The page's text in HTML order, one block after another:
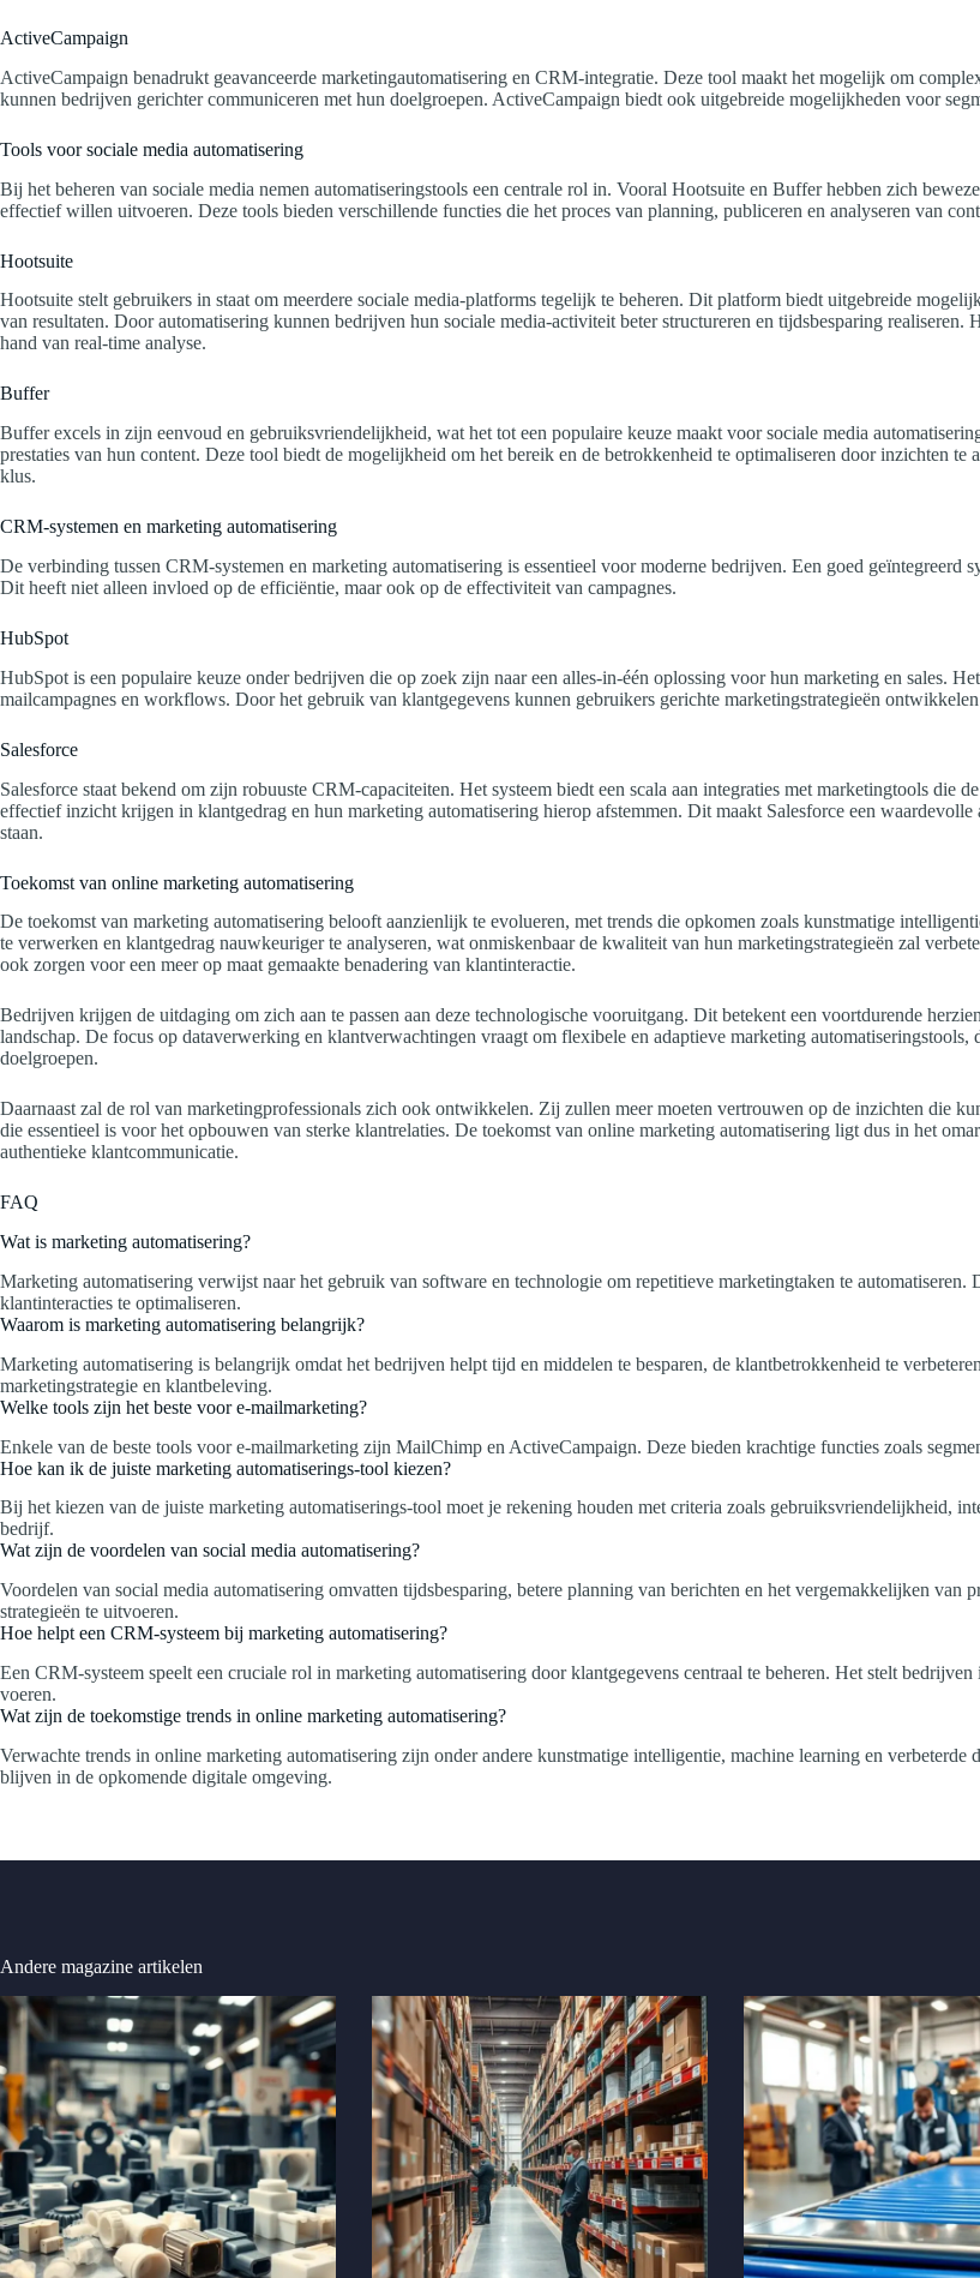
ActiveCampaign
ActiveCampaign benadrukt geavanceerde marketingautomatisering en CRM-integratie. Deze tool maakt het mogelijk om
kunnen bedrijven gerichter communiceren met hun doelgroepen. ActiveCampaign biedt ook uitgebreide mogelijkheden voor
Tools voor sociale media automatisering
Bij het beheren van sociale media nemen automatiseringstools een centrale rol in. Vooral Hootsuite en Buffer hebben zich
effectief willen uitvoeren. Deze tools bieden verschillende functies die het proces van planning, publiceren en analyseren van
Hootsuite
Hootsuite stelt gebruikers in staat om meerdere sociale media-platforms tegelijk te beheren. Dit platform biedt uitgebreide
van resultaten. Door automatisering kunnen bedrijven hun sociale media-activiteit beter structureren en tijdsbesparing realiseren.
hand van real-time analyse.
Buffer
Buffer excels in zijn eenvoud en gebruiksvriendelijkheid, wat het tot een populaire keuze maakt voor sociale media
prestaties van hun content. Deze tool biedt de mogelijkheid om het bereik en de betrokkenheid te optimaliseren door inzichten
klus.
CRM-systemen en marketing automatisering
De verbinding tussen CRM-systemen en marketing automatisering is essentieel voor moderne bedrijven. Een goed geïntegreerd
Dit heeft niet alleen invloed op de efficiëntie, maar ook op de effectiviteit van campagnes.
HubSpot
HubSpot is een populaire keuze onder bedrijven die op zoek zijn naar een alles-in-één oplossing voor hun marketing en sales.
mailcampagnes en workflows. Door het gebruik van klantgegevens kunnen gebruikers gerichte marketingstrategieën
Salesforce
Salesforce staat bekend om zijn robuuste CRM-capaciteiten. Het systeem biedt een scala aan integraties met marketingtools die
effectief inzicht krijgen in klantgedrag en hun marketing automatisering hierop afstemmen. Dit maakt Salesforce een
staan.
Toekomst van online marketing automatisering
De toekomst van marketing automatisering belooft aanzienlijk te evolueren, met trends die opkomen zoals kunstmatige
te verwerken en klantgedrag nauwkeuriger te analyseren, wat onmiskenbaar de kwaliteit van hun marketingstrategieën zal
ook zorgen voor een meer op maat gemaakte benadering van klantinteractie.
Bedrijven krijgen de uitdaging om zich aan te passen aan deze technologische vooruitgang. Dit betekent een voortdurende
landschap. De focus op dataverwerking en klantverwachtingen vraagt om flexibele en adaptieve marketing
doelgroepen.
Daarnaast zal de rol van marketingprofessionals zich ook ontwikkelen. Zij zullen meer moeten vertrouwen op de inzichten die
die essentieel is voor het opbouwen van sterke klantrelaties. De toekomst van online marketing automatisering ligt dus in het
authentieke klantcommunicatie.
FAQ
Wat is marketing automatisering?
Marketing automatisering verwijst naar het gebruik van software en technologie om repetitieve marketingtaken te
klantinteracties te optimaliseren.
Waarom is marketing automatisering belangrijk?
Marketing automatisering is belangrijk omdat het bedrijven helpt tijd en middelen te besparen, de klantbetrokkenheid te
marketingstrategie en klantbeleving.
Welke tools zijn het beste voor e-mailmarketing?
Enkele van de beste tools voor e-mailmarketing zijn MailChimp en ActiveCampaign. Deze bieden krachtige functies zoals
Hoe kan ik de juiste marketing automatiserings-tool kiezen?
Bij het kiezen van de juiste marketing automatiserings-tool moet je rekening houden met criteria zoals gebruiksvriendelijkheid,
bedrijf.
Wat zijn de voordelen van social media automatisering?
Voordelen van social media automatisering omvatten tijdsbesparing, betere planning van berichten en het vergemakkelijken van
strategieën te uitvoeren.
Hoe helpt een CRM-systeem bij marketing automatisering?
Een CRM-systeem speelt een cruciale rol in marketing automatisering door klantgegevens centraal te beheren. Het stelt
voeren.
Wat zijn de toekomstige trends in online marketing automatisering?
Verwachte trends in online marketing automatisering zijn onder andere kunstmatige intelligentie, machine learning en
blijven in de opkomende digitale omgeving.
Andere magazine artikelen